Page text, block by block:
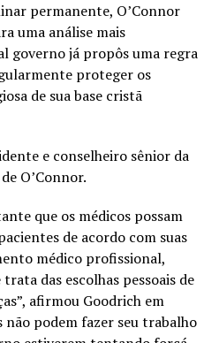
permanente, O’Connor
uma análise mais
governo já propôs uma regra
proteger os
de sua base cristã
e conselheiro sênior da
O’Connor.
que os médicos possam
de acordo com suas
médico profissional,
das escolhas pessoais de
afirmou Goodrich em
não podem fazer seu trabalho